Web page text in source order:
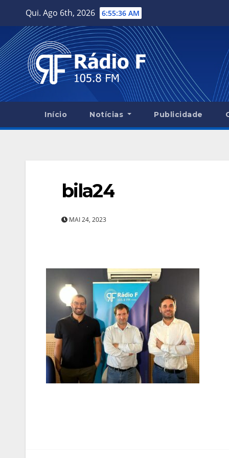
content
Qui. Ago 6th, 2026 6:55:37 AM
Início Notícias Publicidade
bila24
MAI 24, 2023